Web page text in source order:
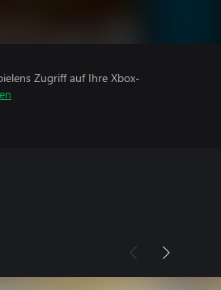
Zugriff auf Ihre Xbox-